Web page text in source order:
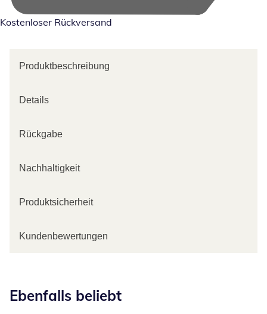
Kostenloser Rückversand
Produktbeschreibung
Details
Rückgabe
Nachhaltigkeit
Produktsicherheit
Kundenbewertungen
Ebenfalls beliebt